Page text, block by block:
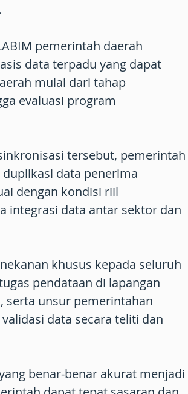
pemerintah daerah
data terpadu yang dapat
mulai dari tahap
evaluasi program
tersebut, pemerintah
data penerima
dengan kondisi riil
integrasi data antar sektor dan
khusus kepada seluruh
pendataan di lapangan
serta unsur pemerintahan
data secara teliti dan
benar-benar akurat menjadi